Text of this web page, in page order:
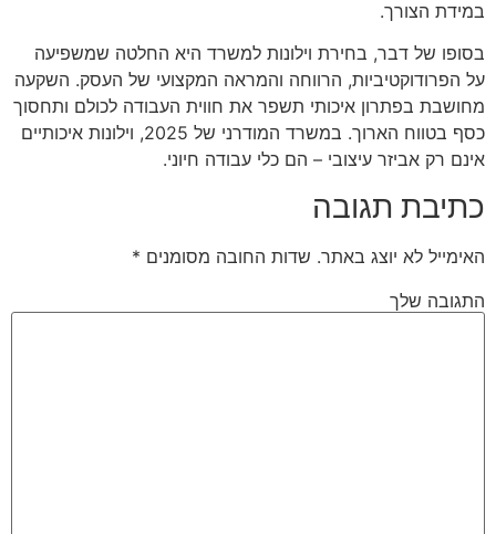
במידת הצורך.
בסופו של דבר, בחירת וילונות למשרד היא החלטה שמשפיעה
על הפרודוקטיביות, הרווחה והמראה המקצועי של העסק. השקעה
מחושבת בפתרון איכותי תשפר את חווית העבודה לכולם ותחסוך
כסף בטווח הארוך. במשרד המודרני של 2025, וילונות איכותיים
אינם רק אביזר עיצובי – הם כלי עבודה חיוני.
כתיבת תגובה
האימייל לא יוצג באתר. שדות החובה מסומנים *
התגובה שלך